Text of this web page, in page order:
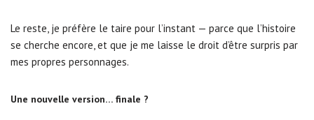
Le reste, je préfère le taire pour l’instant — parce que l’histoire
se cherche encore, et que je me laisse le droit d’être surpris par
mes propres personnages.
Une nouvelle version… finale ?